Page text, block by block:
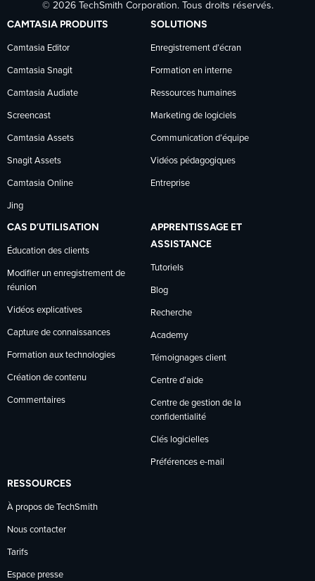
TechSmith
sur
Facebook
TechSmith
sur
LinkedIn
TechSmith
sur
YouTube
© 2026 TechSmith Corporation. Tous droits réservés.
CAMTASIA PRODUITS
Camtasia Editor
Camtasia Snagit
Camtasia Audiate
Screencast
Camtasia Assets
Snagit Assets
Camtasia Online
Jing
SOLUTIONS
Enregistrement d’écran
Formation en interne
Ressources humaines
Marketing de logiciels
Communication d’équipe
Vidéos pédagogiques
Entreprise
CAS D’UTILISATION
Éducation des clients
Modifier un enregistrement de
réunion
Vidéos explicatives
Capture de connaissances
Formation aux technologies
Création de contenu
Commentaires
APPRENTISSAGE ET
ASSISTANCE
Tutoriels
Blog
Recherche
Academy
Témoignages client
Centre d’aide
Centre de gestion de la
confidentialité
Clés logicielles
Préférences e-mail
RESSOURCES
À propos de TechSmith
Nous contacter
Tarifs
Espace presse